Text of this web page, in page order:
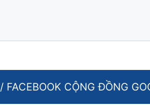
/ FACEBOOK CỘNG ĐỒNG